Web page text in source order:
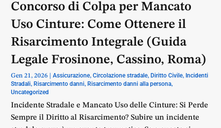
Concorso di Colpa per Mancato
Uso Cinture: Come Ottenere il
Risarcimento Integrale (Guida
Legale Frosinone, Cassino, Roma)
Gen 21, 2026 |Assicurazione,Circolazione stradale, Diritto Civile, Incidenti
Stradali, Risarcimento danni, Risarcimento danni alla persona,
Uncategorized
Incidente Stradale e Mancato Uso delle Cinture: Si Perde
Sempre il Diritto al Risarcimento? Subire un incidente